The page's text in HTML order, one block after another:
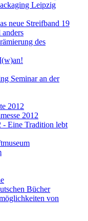
Leipzig
neue Streifband 19
anders
des
Seminar an der
2012
2012
- Eine Tradition lebt
Bücher
von